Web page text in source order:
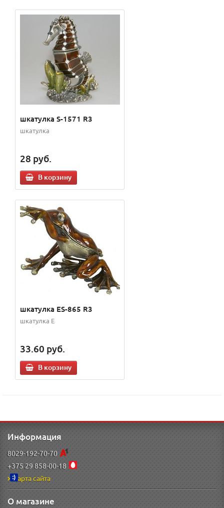
шкатулка S-1571 R3
шкатулка
28 руб.
В корзину
шкатулка ES-865 R3
шкатулка E
33.60 руб.
В корзину
Информация
8029-192-70-70
+375 29 858-00-18
Карта сайта
О магазине